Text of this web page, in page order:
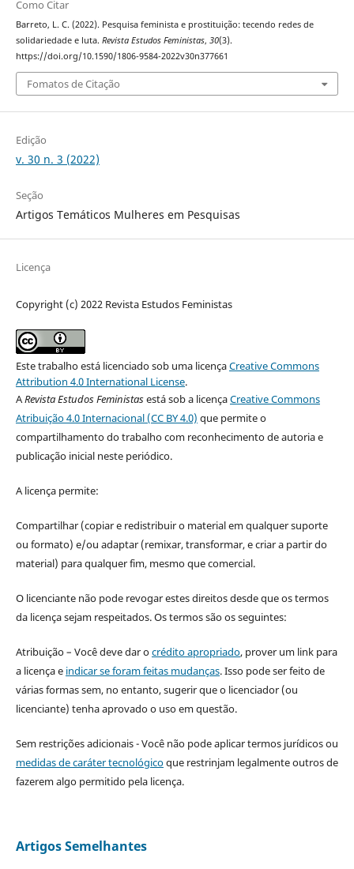
Como Citar
Barreto, L. C. (2022). Pesquisa feminista e prostituição: tecendo redes de
solidariedade e luta. Revista Estudos Feministas, 30(3).
https://doi.org/10.1590/1806-9584-2022v30n377661
Fomatos de Citação
Edição
v. 30 n. 3 (2022)
Seção
Artigos Temáticos Mulheres em Pesquisas
Licença
Copyright (c) 2022 Revista Estudos Feministas
Este trabalho está licenciado sob uma licençaCreative Commons
Attribution 4.0 International License.
ARevista Estudos Feministasestá sob a licençaCreative Commons
Atribuição 4.0 Internacional (CC BY 4.0) que permite o
compartilhamento do trabalho com reconhecimento de autoria e
publicação inicial neste periódico.
A licença permite:
Compartilhar (copiar e redistribuir o material em qualquer suporte
ou formato) e/ou adaptar (remixar, transformar, e criar a partir do
material) para qualquer fim, mesmo que comercial.
O licenciante não pode revogar estes direitos desde que os termos
da licença sejam respeitados. Os termos são os seguintes:
Atribuição – Você deve dar ocrédito apropriado, prover um link para
a licença e indicar se foram feitas mudanças. Isso pode ser feito de
várias formas sem, no entanto, sugerir que o licenciador (ou
licenciante) tenha aprovado o uso em questão.
Sem restrições adicionais - Você não pode aplicar termos jurídicos ou
medidas de caráter tecnológicoque restrinjam legalmente outros de
fazerem algo permitido pela licença.
Artigos Semelhantes